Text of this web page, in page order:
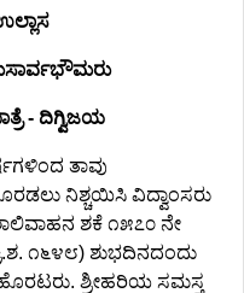
- ದಿಗ್ವಿಜಯ
ತಾವು
ನಿಶ್ಚಯಿಸಿ ವಿದ್ವಾಂಸರು
ಶಕೆ ೧೫೭೦ ನೇ
೧೬೪೮) ಶುಭದಿನದಂದು
ಶ್ರೀಹರಿಯ ಸಮಸ್ತ